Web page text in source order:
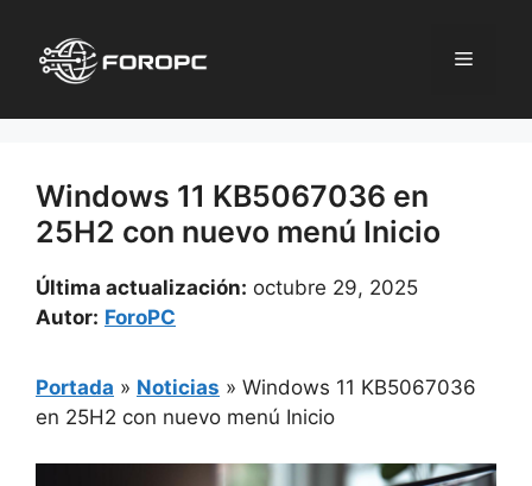
contenido
Menú
Windows 11 KB5067036 en
25H2 con nuevo menú Inicio
Última actualización: octubre 29, 2025
Autor: ForoPC
Portada » Noticias » Windows 11 KB5067036
en 25H2 con nuevo menú Inicio